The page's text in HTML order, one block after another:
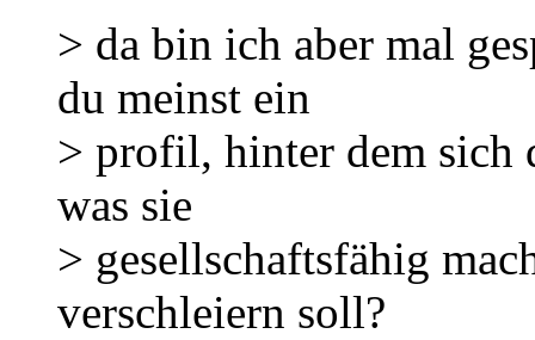
> da bin ich aber mal
du meinst ein
> profil, hinter dem sich
was sie
> gesellschaftsfähig
verschleiern soll?